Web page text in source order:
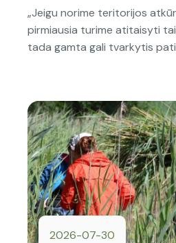
„Jeigu norime teritorijos
pirmiausia turime atitaisyti
tada gamta gali tvarkytis
2026-07-30